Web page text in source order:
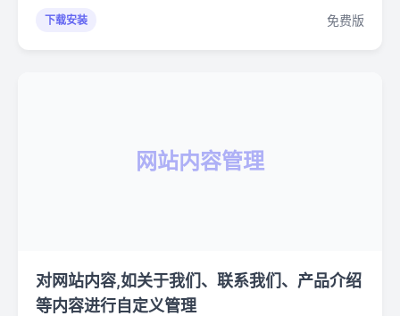
下载安装 免费版
网站内容管理
对网站内容,如关于我们、联系我们、产品介绍
等内容进行自定义管理